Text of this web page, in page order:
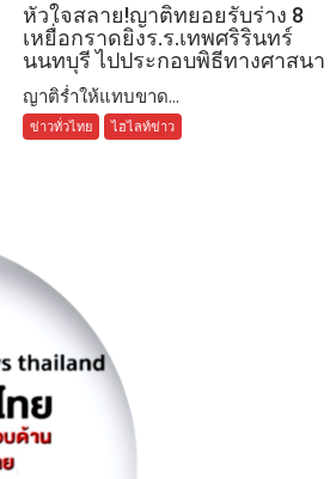
หัวใจสลาย!ญาติทยอยรับร่าง 8
เหยื่อกราดยิงร.ร.เทพศริรินทร์
นนทบุรี ไปประกอบพิธีทางศาสนา
ญาติร่ำให้แทบขาด...
ข่าวทั่วไทย ไฮไลท์ข่าว